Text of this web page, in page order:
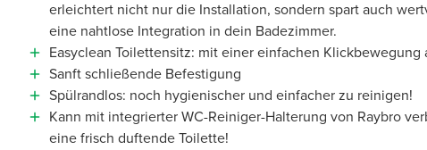
erleichtert nicht nur die Installation, sondern spart auch
eine nahtlose Integration in dein Badezimmer.
Easyclean Toilettensitz: mit einer einfachen Klickbewegung
Sanft schließende Befestigung
Spülrandlos: noch hygienischer und einfacher zu reinigen!
Kann mit integrierter WC-Reiniger-Halterung von Raybro
eine frisch duftende Toilette!